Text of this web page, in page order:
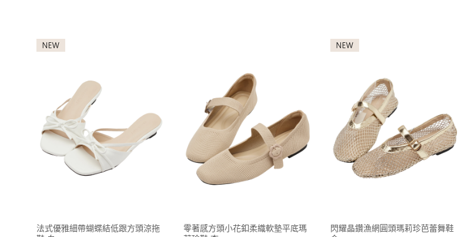
法式優雅細帶蝴蝶結低跟方頭涼拖
零著感方頭小花釦柔織軟墊平底瑪
閃耀晶鑽漁網圓頭瑪莉珍芭蕾舞鞋